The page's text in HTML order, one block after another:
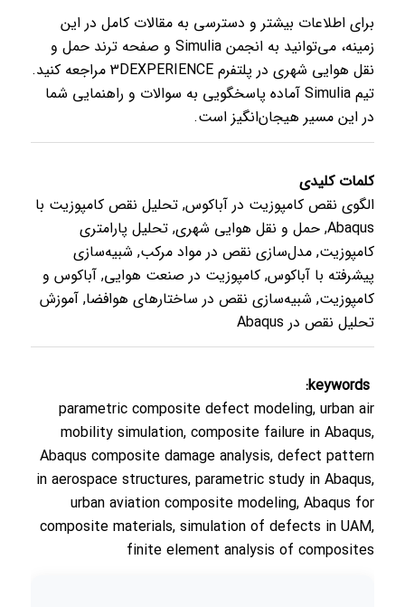
برای اطلاعات بیشتر و دسترسی به مقالات کامل در این
زمینه، می‌توانید به انجمن Simulia و صفحه ترند حمل و
نقل هوایی شهری در پلتفرم 3DEXPERIENCE مراجعه کنید.
تیم Simulia آماده پاسخگویی به سوالات و راهنمایی شما
در این مسیر هیجان‌انگیز است.
کلمات کلیدی
الگوی نقص کامپوزیت در آباکوس, تحلیل نقص کامپوزیت با
Abaqus, حمل و نقل هوایی شهری, تحلیل پارامتری
کامپوزیت, مدل‌سازی نقص در مواد مرکب, شبیه‌سازی
پیشرفته با آباکوس, کامپوزیت در صنعت هوایی, آباکوس و
کامپوزیت, شبیه‌سازی نقص در ساختارهای هوافضا, آموزش
تحلیل نقص در Abaqus
parametric composite defect modeling, urban air
mobility simulation, composite failure in Abaqus,
Abaqus composite damage analysis, defect pattern
in aerospace structures, parametric study in Abaqus,
urban aviation composite modeling, Abaqus for
composite materials, simulation of defects in UAM,
finite element analysis of composites